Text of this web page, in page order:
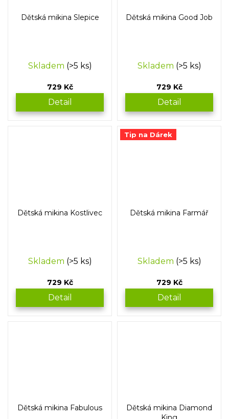
Dětská mikina Slepice
Skladem (>5 ks)
729 Kč
Detail
Dětská mikina Good Job
Skladem (>5 ks)
729 Kč
Detail
Dětská mikina Kostlivec
Skladem (>5 ks)
729 Kč
Detail
Tip na Dárek
Dětská mikina Farmář
Skladem (>5 ks)
729 Kč
Detail
Dětská mikina Fabulous
Dětská mikina Diamond